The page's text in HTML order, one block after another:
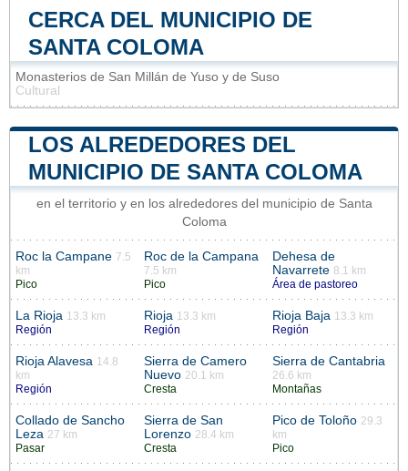
CERCA DEL MUNICIPIO DE
SANTA COLOMA
Monasterios de San Millán de Yuso y de Suso
Cultural
LOS ALREDEDORES DEL
MUNICIPIO DE SANTA COLOMA
en el territorio y en los alrededores del municipio de Santa
Coloma
Roc la Campane 7.5
km
Pico
Roc de la Campana
7.5 km
Pico
Dehesa de
Navarrete 8.1 km
Área de pastoreo
La Rioja 13.3 km
Región
Rioja 13.3 km
Región
Rioja Baja 13.3 km
Región
Rioja Alavesa 14.8
km
Región
Sierra de Camero
Nuevo 20.1 km
Cresta
Sierra de Cantabria
26.6 km
Montañas
Collado de Sancho
Leza 27 km
Pasar
Sierra de San
Lorenzo 28.4 km
Cresta
Pico de Toloño 29.3
km
Pico